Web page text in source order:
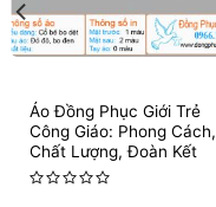
Áo Đồng Phục Giới Trẻ
Công Giáo: Phong Cách,
Chất Lượng, Đoàn Kết